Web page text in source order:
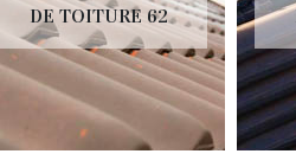
DE TOITURE 62